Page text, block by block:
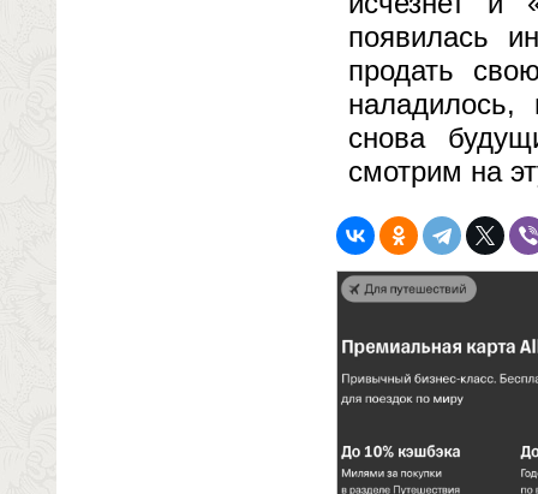
появилась
продать
наладилось,
снова
смотрим на